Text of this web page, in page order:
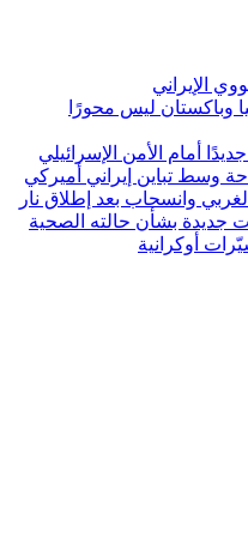
الإيراني
وباكستان ليس محورًا
أمام الأمن الإسرائيلي
وسط تباين إيراني أميركي
وانسحاب بعد إطلاق نار
جديدة بشأن حالته الصحية
أوكرانية